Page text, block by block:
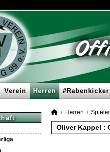
Verein Herren #Rabenkicker
Herren
Oliver Kappel :